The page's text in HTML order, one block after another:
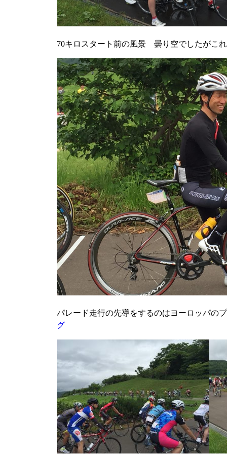
70キロスタート前の風景 曇り空でしたがこ
パレード走行の先導をするのはヨーロッパの
グ